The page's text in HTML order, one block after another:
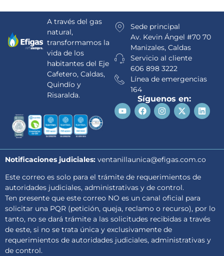
A través del gas
natural,
transformamos la
vida de los
habitantes del Eje
Cafetero, Caldas,
Quindío y
Risaralda.
Sede principal
Av. Kevin Ángel #70 70
Manizales, Caldas
Servicio al cliente
606 898 3222
Línea de emergencias
164
Síguenos en:
Notificaciones judiciales: ventanillaunica@efigas.com.co
Este correo es solo para el trámite de requerimientos de
autoridades judiciales, administrativas y de control.
Ten presente que este correo NO es un canal oficial para
solicitar una PQR (petición, queja, reclamo o recurso), por lo
tanto, no se dará trámite a las solicitudes recibidas a través
de este, si no se trata única y exclusivamente de
requerimientos de autoridades judiciales, administrativas y
de control.